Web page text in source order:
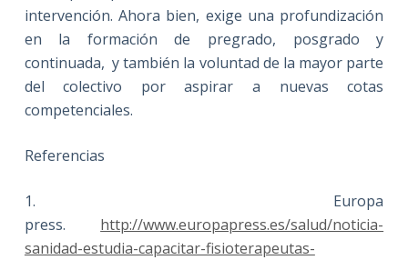
intervención. Ahora bien, exige una profundización
en la formación de pregrado, posgrado y
continuada, y también la voluntad de la mayor parte
del colectivo por aspirar a nuevas cotas
competenciales.
Referencias
1. Europa
press. http://www.europapress.es/salud/noticia-
sanidad-estudia-capacitar-fisioterapeutas-